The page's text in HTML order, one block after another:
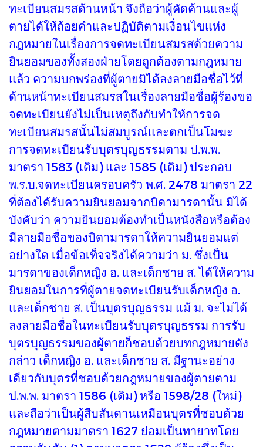
ทะเบียนสมรสด้านหน้า จึงถือว่าผู้คัดค้านและผู้
ตายได้ให้ถ้อยคำและปฏิบัติตามเงื่อนไขแห่ง
กฎหมายในเรื่องการจดทะเบียนสมรสด้วยความ
ยินยอมของทั้งสองฝ่ายโดยถูกต้องตามกฎหมาย
แล้ว ความบกพร่องที่ผู้ตายมิได้ลงลายมือชื่อไว้ที่
ด้านหน้าทะเบียนสมรสในเรื่องลายมือชื่อผู้ร้องขอ
จดทะเบียนยังไม่เป็นเหตุถึงกับทำให้การจด
ทะเบียนสมรสนั้นไม่สมบูรณ์และตกเป็นโมฆะ
การจดทะเบียนรับบุตรบุญธรรมตาม ป.พ.พ.
มาตรา 1583 (เดิม) และ 1585 (เดิม) ประกอบ
พ.ร.บ.จดทะเบียนครอบครัว พ.ศ. 2478 มาตรา 22
ที่ต้องได้รับความยินยอมจากบิดามารดานั้น มิได้
บังคับว่า ความยินยอมต้องทำเป็นหนังสือหรือต้อง
มีลายมือชื่อของบิดามารดาให้ความยินยอมแต่
อย่างใด เมื่อข้อเท็จจริงได้ความว่า ม. ซึ่งเป็น
มารดาของเด็กหญิง อ. และเด็กชาย ส. ได้ให้ความ
ยินยอมในการที่ผู้ตายจดทะเบียนรับเด็กหญิง อ.
และเด็กชาย ส. เป็นบุตรบุญธรรม แม้ ม. จะไม่ได้
ลงลายมือชื่อในทะเบียนรับบุตรบุญธรรม การรับ
บุตรบุญธรรมของผู้ตายก็ชอบด้วยบทกฎหมายดัง
กล่าว เด็กหญิง อ. และเด็กชาย ส. มีฐานะอย่าง
เดียวกับบุตรที่ชอบด้วยกฎหมายของผู้ตายตาม
ป.พ.พ. มาตรา 1586 (เดิม) หรือ 1598/28 (ใหม่)
และถือว่าเป็นผู้สืบสันดานเหมือนบุตรที่ชอบด้วย
กฎหมายตามมาตรา 1627 ย่อมเป็นทายาทโดย